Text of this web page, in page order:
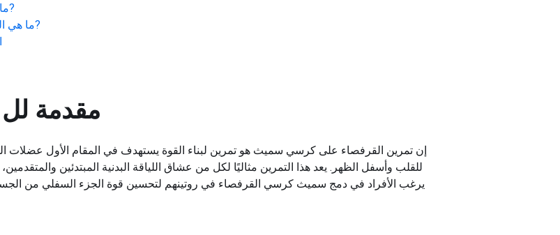
?
ما هي?
مقدمة لل
إن تمرين القرفصاء على كرسي سميث هو تمرين لبناء القوة يستهدف في المقام الأول عضلات
للقلب وأسفل الظهر. يعد هذا التمرين مثاليًا لكل من عشاق اللياقة البدنية المبتدئين
يرغب الأفراد في دمج سميث كرسي القرفصاء في روتينهم لتحسين قوة الجزء السفلي من